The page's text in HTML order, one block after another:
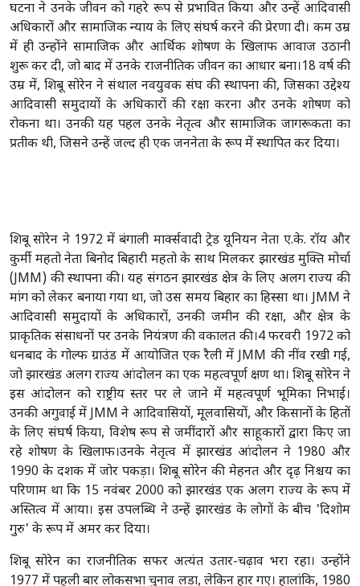
घटना ने उनके जीवन को गहरे रूप से प्रभावित किया और उन्हें आदिवासी
अधिकारों और सामाजिक न्याय के लिए संघर्ष करने की प्रेरणा दी। कम उम्र
में ही उन्होंने सामाजिक और आर्थिक शोषण के खिलाफ आवाज उठानी
शुरू कर दी, जो बाद में उनके राजनीतिक जीवन का आधार बना।18 वर्ष की
उम्र में, शिबू सोरेन ने संथाल नवयुवक संघ की स्थापना की, जिसका उद्देश्य
आदिवासी समुदायों के अधिकारों की रक्षा करना और उनके शोषण को
रोकना था। उनकी यह पहल उनके नेतृत्व और सामाजिक जागरूकता का
प्रतीक थी, जिसने उन्हें जल्द ही एक जननेता के रूप में स्थापित कर दिया।
शिबू सोरेन ने 1972 में बंगाली मार्क्सवादी ट्रेड यूनियन नेता ए.के. रॉय और
कुर्मी महतो नेता बिनोद बिहारी महतो के साथ मिलकर झारखंड मुक्ति मोर्चा
(JMM) की स्थापना की। यह संगठन झारखंड क्षेत्र के लिए अलग राज्य की
मांग को लेकर बनाया गया था, जो उस समय बिहार का हिस्सा था। JMM ने
आदिवासी समुदायों के अधिकारों, उनकी जमीन की रक्षा, और क्षेत्र के
प्राकृतिक संसाधनों पर उनके नियंत्रण की वकालत की।4 फरवरी 1972 को
धनबाद के गोल्फ ग्राउंड में आयोजित एक रैली में JMM की नींव रखी गई,
जो झारखंड अलग राज्य आंदोलन का एक महत्वपूर्ण क्षण था। शिबू सोरेन ने
इस आंदोलन को राष्ट्रीय स्तर पर ले जाने में महत्वपूर्ण भूमिका निभाई।
उनकी अगुवाई में JMM ने आदिवासियों, मूलवासियों, और किसानों के हितों
के लिए संघर्ष किया, विशेष रूप से जमींदारों और साहूकारों द्वारा किए जा
रहे शोषण के खिलाफ।उनके नेतृत्व में झारखंड आंदोलन ने 1980 और
1990 के दशक में जोर पकड़ा। शिबू सोरेन की मेहनत और दृढ़ निश्चय का
परिणाम था कि 15 नवंबर 2000 को झारखंड एक अलग राज्य के रूप में
अस्तित्व में आया। इस उपलब्धि ने उन्हें झारखंड के लोगों के बीच 'दिशोम
गुरु' के रूप में अमर कर दिया।
शिबू सोरेन का राजनीतिक सफर अत्यंत उतार-चढ़ाव भरा रहा। उन्होंने
1977 में पहली बार लोकसभा चुनाव लड़ा, लेकिन हार गए। हालांकि, 1980